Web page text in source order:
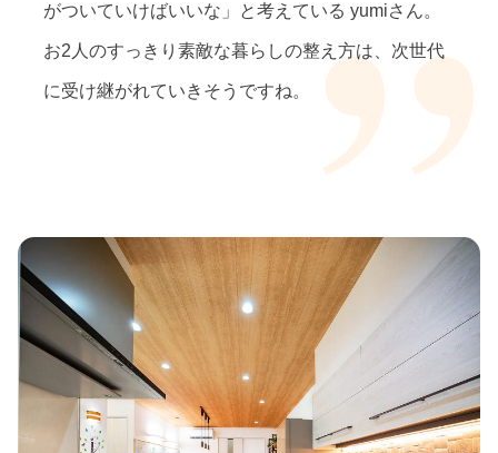
がついていけばいいな」と考えている yumiさん。
お2人のすっきり素敵な暮らしの整え方は、次世代
に受け継がれていきそうですね。